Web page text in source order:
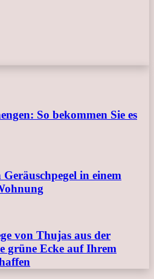
So bekommen Sie es
Geräuschpegel in einem
von Thujas aus der
grüne Ecke auf Ihrem